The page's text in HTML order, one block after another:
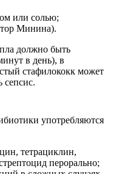
или солью;
Минина).
должно быть
в день), в
стафилококк может
сепсис.
употребляются
тетрациклин,
перорально;